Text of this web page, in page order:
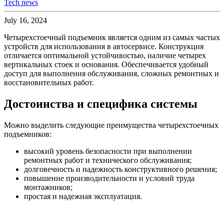
Tech news
July 16, 2024
Четырехстоечный подъемник является одним из самых частых
устройств для использования в автосервисе. Конструкция
отличается оптимальной устойчивостью, наличие четырех
вертикальных стоек и основания. Обеспечивается удобный
доступ для выполнения обслуживания, сложных ремонтных и
восстановительных работ.
Достоинства и специфика системы
Можно выделить следующие преимущества четырехстоечных
подъемников:
высокий уровень безопасности при выполнении
ремонтных работ и технического обслуживания;
долговечность и надежность конструктивного решения;
повышение производительности и условий труда
монтажников;
простая и надежная эксплуатация.